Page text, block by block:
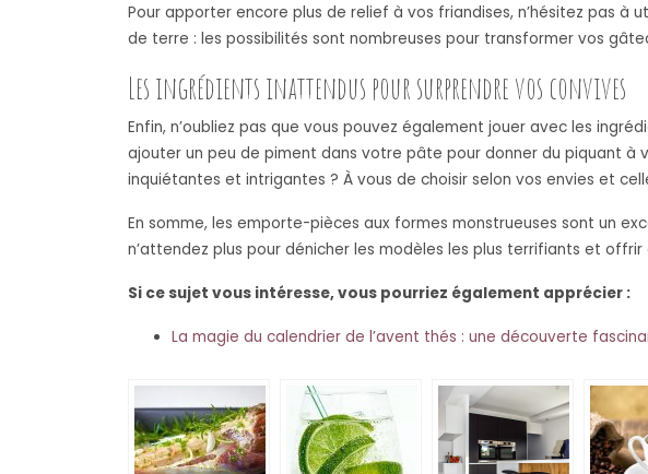
Pour apporter encore plus de relief à vos friandises, n’hésitez pas à
de terre : les possibilités sont nombreuses pour transformer vos
Les ingrédients inattendus pour surprendre vos convives
Enfin, n’oubliez pas que vous pouvez également jouer avec les
ajouter un peu de piment dans votre pâte pour donner du piquant à
inquiétantes et intrigantes ? À vous de choisir selon vos envies et
En somme, les emporte-pièces aux formes monstrueuses sont un
n’attendez plus pour dénicher les modèles les plus terrifiants et
Si ce sujet vous intéresse, vous pourriez également apprécier :
La magie du calendrier de l’avent thés : une découverte